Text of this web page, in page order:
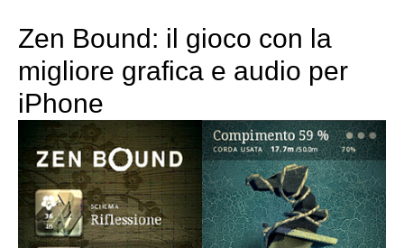
Zen Bound: il gioco con la
migliore grafica e audio per
iPhone